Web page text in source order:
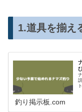
1.道具を揃え
釣り掲示板.com